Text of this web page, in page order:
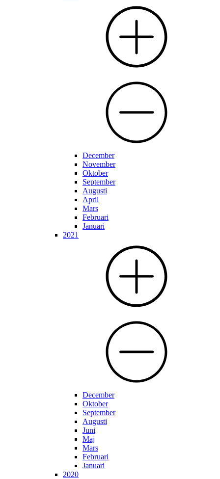
December
November
Oktober
September
Augusti
April
Mars
Februari
Januari
2021
December
Oktober
September
Augusti
Juni
Maj
Mars
Februari
Januari
2020